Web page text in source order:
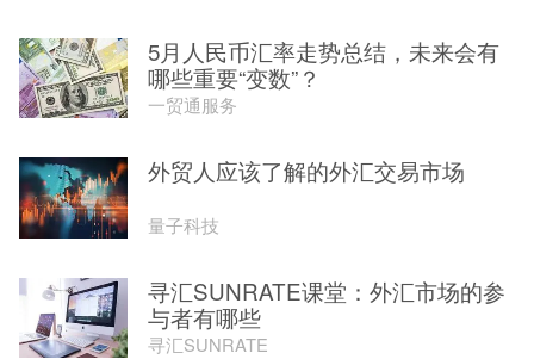
5月人民币汇率走势总结，未来会有
哪些重要“变数”？
一贸通服务
外贸人应该了解的外汇交易市场
量子科技
寻汇SUNRATE课堂：外汇市场的参
与者有哪些
寻汇SUNRATE